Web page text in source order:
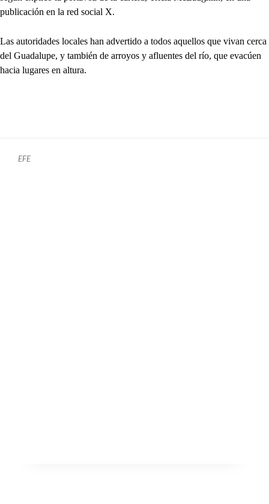
publicación en la red social X.
Las autoridades locales han advertido a todos aquellos que vivan cerca
del Guadalupe, y también de arroyos y afluentes del río, que evacúen
hacia lugares en altura.
EFE